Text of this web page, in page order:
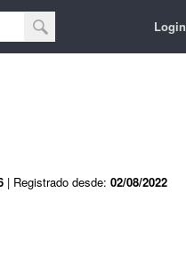
Login
| Registrado desde: 02/08/2022